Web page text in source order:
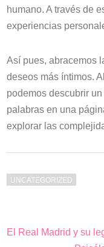
humano. A través de
experiencias
Así pues, abracemos
deseos más íntimos.
podemos descubrir
palabras en una
explorar las
UNCATEGORIZED
Navegación
El Real Madrid y su